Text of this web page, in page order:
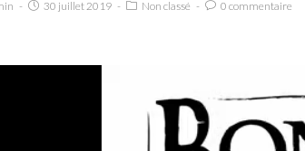
30 juillet 2019 Non classé 0 commentaire